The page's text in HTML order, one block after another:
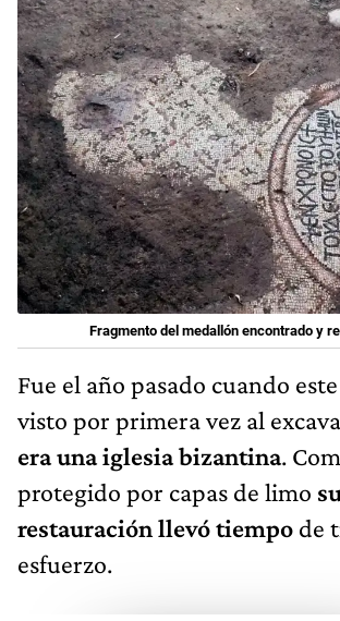
Fragmento del medallón encontrado y
Fue el año pasado cuando
visto por primera vez al
era una iglesia bizantina.
protegido por capas de limo
restauración llevó tiempo de
esfuerzo.